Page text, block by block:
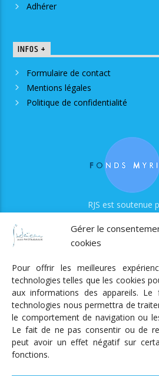
Gérer le
cookies
Pour offrir les meilleures
technologies telles que les cookies
aux informations des appareils.
technologies nous permettra de
le comportement de navigation ou
Le fait de ne pas consentir ou de
peut avoir un effet négatif sur
fonctions.
Adhérer
INFOS +
Formulaire de contact
Mentions légales
Politique de confidentialité
RJS est soutenue
Radio Judaica Strasbourg
Tous droits réservés
RADIO JUDAÏCA
ÉMISSIONS ET
PODCASTS
UN DON
ADHÉRER MENTIONS